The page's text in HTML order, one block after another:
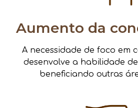
Aumento da
A necessidade de foco em
desenvolve a habilidade
beneficiando outras